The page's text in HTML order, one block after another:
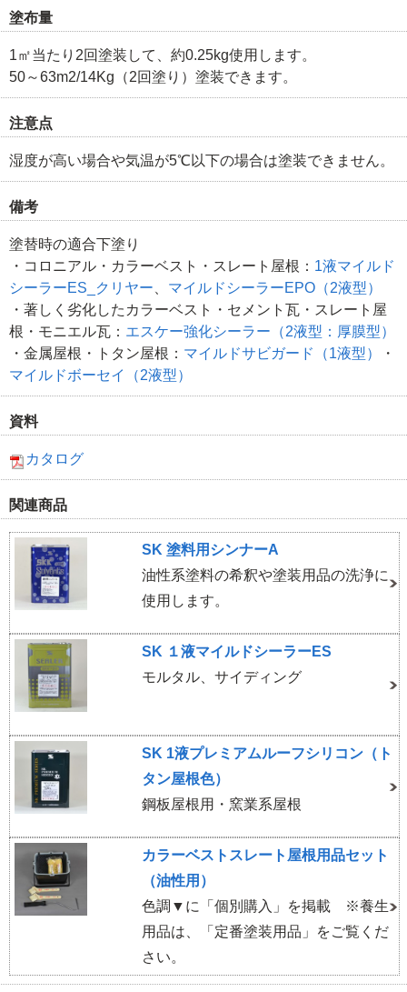
塗布量
1㎡当たり2回塗装して、約0.25kg使用します。
50～63m2/14Kg（2回塗り）塗装できます。
注意点
湿度が高い場合や気温が5℃以下の場合は塗装できません。
備考
塗替時の適合下塗り
・コロニアル・カラーベスト・スレート屋根： 1液マイルド
シーラーES_クリヤー
マイルドシーラーEPO（2液型）
・著しく劣化したカラーベスト・セメント瓦・スレート屋
根・モニエル瓦： エスケー強化シーラー（2液型：厚膜型）
・金属屋根・トタン屋根： マイルドサビガード（1液型）
・
マイルドボーセイ（2液型）
資料
カタログ
関連商品
SK 塗料用シンナーA
油性系塗料の希釈や塗装用品の洗浄に
使用します。
SK １液マイルドシーラーES
モルタル、サイディング
SK 1液プレミアムルーフシリコン（ト
タン屋根色）
鋼板屋根用・窯業系屋根
カラーベストスレート屋根用品セット
（油性用）
色調▼に「個別購入」を掲載 ※養生
用品は、「定番塗装用品」をご覧くだ
さい。